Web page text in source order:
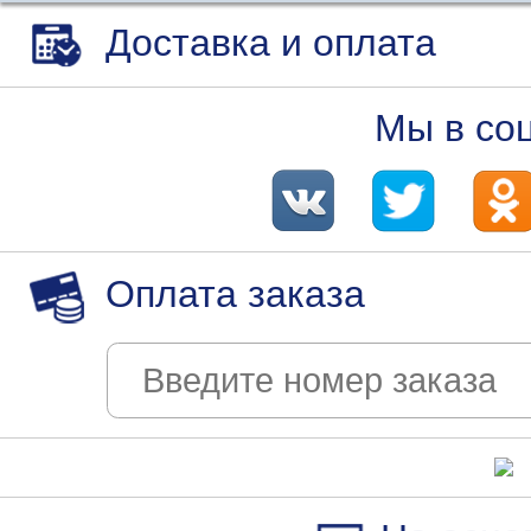
Доставка и оплата
Мы в
Оплата заказа